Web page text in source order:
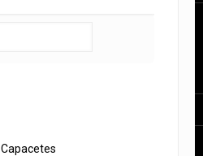
Capacetes